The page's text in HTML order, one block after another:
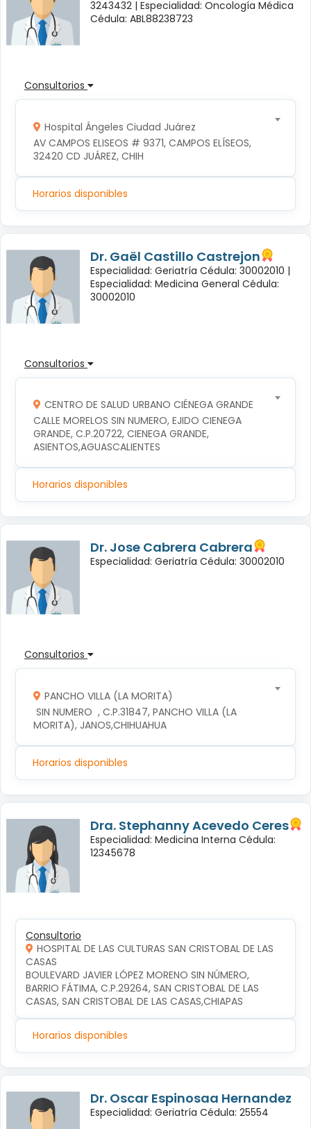
3243432 | Especialidad: Oncología Médica
Cédula: ABL88238723
Consultorios
Hospital Ángeles Ciudad Juárez
AV CAMPOS ELISEOS # 9371, CAMPOS ELÍSEOS,
32420 CD JUÁREZ, CHIH
Horarios disponibles
Dr. Gaël Castillo Castrejon
Especialidad: Geriatría Cédula: 30002010 |
Especialidad: Medicina General Cédula:
30002010
Consultorios
CENTRO DE SALUD URBANO CIÉNEGA GRANDE
CALLE MORELOS SIN NUMERO, EJIDO CIENEGA
GRANDE, C.P.20722, CIENEGA GRANDE,
ASIENTOS,AGUASCALIENTES
Horarios disponibles
Dr. Jose Cabrera Cabrera
Especialidad: Geriatría Cédula: 30002010
Consultorios
PANCHO VILLA (LA MORITA)
MORITA), JANOS,CHIHUAHUA
Horarios disponibles
Dra. Stephanny Acevedo Ceres
Especialidad: Medicina Interna Cédula:
12345678
Consultorio
HOSPITAL DE LAS CULTURAS SAN CRISTOBAL DE LAS
CASAS
BOULEVARD JAVIER LÓPEZ MORENO SIN NÚMERO,
BARRIO FÁTIMA, C.P.29264, SAN CRISTOBAL DE LAS
CASAS, SAN CRISTOBAL DE LAS CASAS,CHIAPAS
Horarios disponibles
Dr. Oscar Espinosaa Hernandez
Especialidad: Geriatría Cédula: 25554